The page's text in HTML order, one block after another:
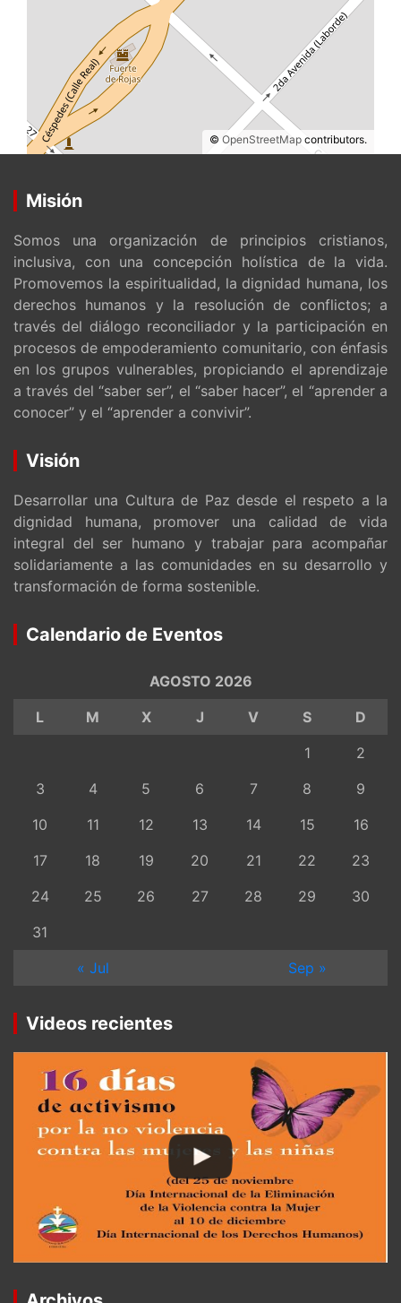
© OpenStreetMap contributors.
Misión
Somos una organización de principios cristianos,
inclusiva, con una concepción holística de la vida.
Promovemos la espiritualidad, la dignidad humana, los
derechos humanos y la resolución de conflictos; a
través del diálogo reconciliador y la participación en
procesos de empoderamiento comunitario, con énfasis
en los grupos vulnerables, propiciando el aprendizaje
a través del “saber ser”, el “saber hacer”, el “aprender a
conocer” y el “aprender a convivir”.
Visión
Desarrollar una Cultura de Paz desde el respeto a la
dignidad humana, promover una calidad de vida
integral del ser humano y trabajar para acompañar
solidariamente a las comunidades en su desarrollo y
transformación de forma sostenible.
Calendario de Eventos
AGOSTO 2026
L
M X J V S
D
1
2
3
4 5 6 7 8
9
10
11 12 13 14 15
16
17
18 19 20 21 22
23
24
25 26 27 28 29
30
31
« Jul
Sep »
Videos recientes